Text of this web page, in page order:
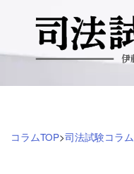
コラムTOP>司法試験コラム